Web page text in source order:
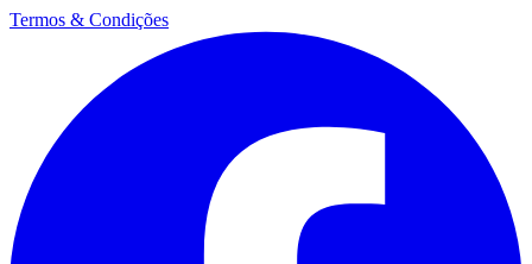
Termos & Condições